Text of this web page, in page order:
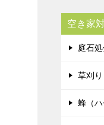
空き家
庭石
草刈
蜂（